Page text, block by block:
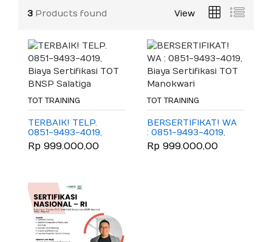
3 Products found View
TOT TRAINING
TERBAIK! TELP.
0851-9493-4019,
Biaya Sertifikasi TOT
BNSP Salatiga
Rp 999.000,00
TOT TRAINING
BERSERTIFIKAT! WA
: 0851-9493-4019,
Biaya Sertifikasi TOT
Manokwari
Rp 999.000,00